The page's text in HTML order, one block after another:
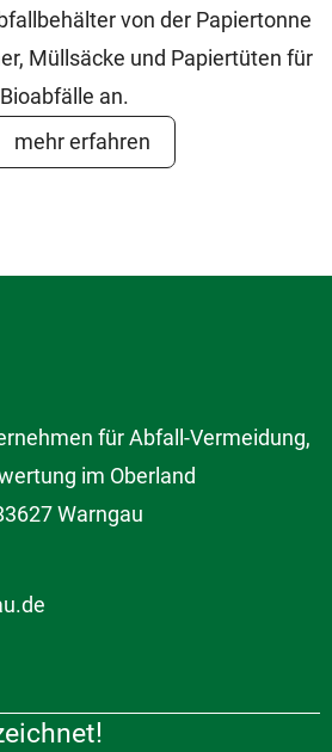
von der Papiertonne
Müllsäcke und Papiertüten für
Bioabfälle an.
mehr erfahren
für Abfall-Vermeidung,
im Oberland
Warngau